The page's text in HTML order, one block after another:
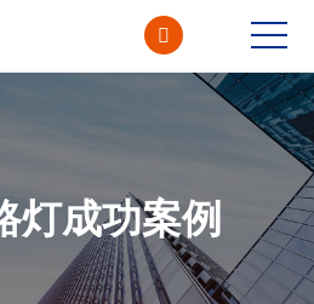

CN<
灯成功案例